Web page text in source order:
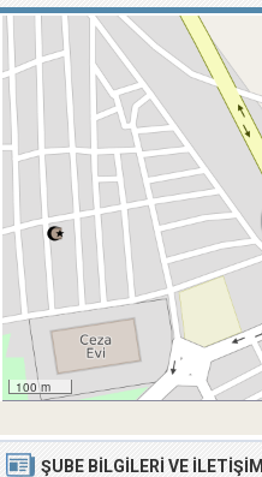
100 m
ŞUBE BILGILERI VE İLETIŞIM